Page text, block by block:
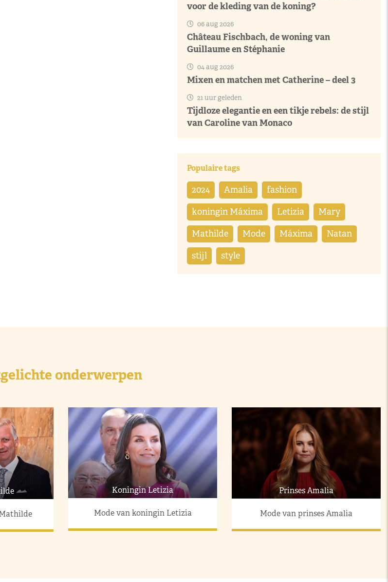
voor de kleding van de koning?
06 aug 2026
Château Fischbach, de woning van
Guillaume en Stéphanie
04 aug 2026
Mixen en matchen met Catherine – deel 3
21 uur geleden
Tijdloze elegantie en een tikje rebels: de stijl
van Caroline van Monaco
Populaire tags
2024 Amalia fashion
koningin Máxima Letizia Mary
Mathilde Mode Máxima Natan
stijl style
onderwerpen
Koningin Letizia
Mode van koningin Letizia
Prinses Amalia
Mode van prinses Amalia